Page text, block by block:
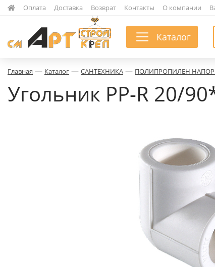
Оплата Доставка Возврат Контакты О компании
Каталог
Главная — Каталог — САНТЕХНИКА — ПОЛИПРОПИЛЕН
Угольник PP-R 20/